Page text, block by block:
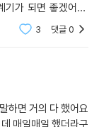
가 되면 좋겠어요.
야기 읽어보고 같이
3 댓글0
하면 거의 다 했어요
매일매일 했더라구